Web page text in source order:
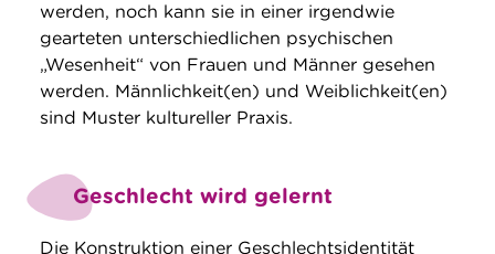
werden, noch kann sie in einer irgendwie
gearteten unterschiedlichen psychischen
„Wesenheit“ von Frauen und Männer gesehen
werden. Männlichkeit(en) und Weiblichkeit(en)
sind Muster kultureller Praxis.
Geschlecht wird gelernt
Die Konstruktion einer Geschlechtsidentität